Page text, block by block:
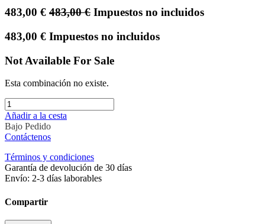
483,00 € 483,00€ Impuestos no incluidos
483,00 € Impuestos no incluidos
Not Available For Sale
Esta combinación no existe.
Añadir a la cesta
Bajo Pedido
Contáctenos
Términos y condiciones
Garantía de devolución de 30 días
Envío: 2-3 días laborables
Compartir